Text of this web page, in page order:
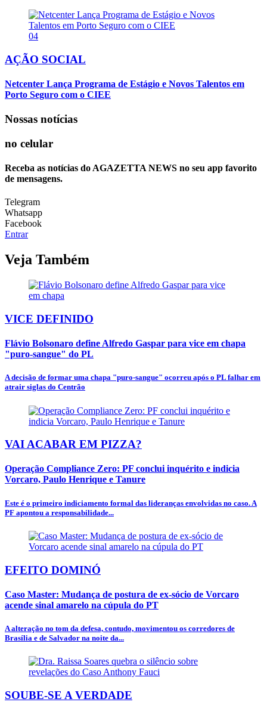
04
AÇÃO SOCIAL
Netcenter Lança Programa de Estágio e Novos Talentos em
Porto Seguro com o CIEE
Nossas notícias
no celular
Receba as notícias do AGAZETTA NEWS no seu app favorito
de mensagens.
Telegram
Whatsapp
Facebook
Entrar
Veja Também
VICE DEFINIDO
Flávio Bolsonaro define Alfredo Gaspar para vice em chapa
"puro-sangue" do PL
A decisão de formar uma chapa "puro-sangue" ocorreu após o PL falhar em
atrair siglas do Centrão
VAI ACABAR EM PIZZA?
Operação Compliance Zero: PF conclui inquérito e indicia
Vorcaro, Paulo Henrique e Tanure
Este é o primeiro indiciamento formal das lideranças envolvidas no caso. A
PF apontou a responsabilidade...
EFEITO DOMINÓ
Caso Master: Mudança de postura de ex-sócio de Vorcaro
acende sinal amarelo na cúpula do PT
A alteração no tom da defesa, contudo, movimentou os corredores de
Brasília e de Salvador na noite da...
SOUBE-SE A VERDADE